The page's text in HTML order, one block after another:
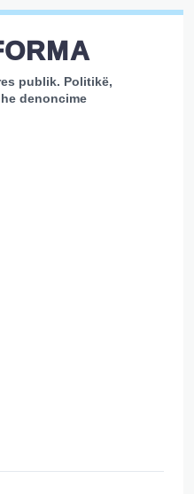
publik. Politikë,
denoncime